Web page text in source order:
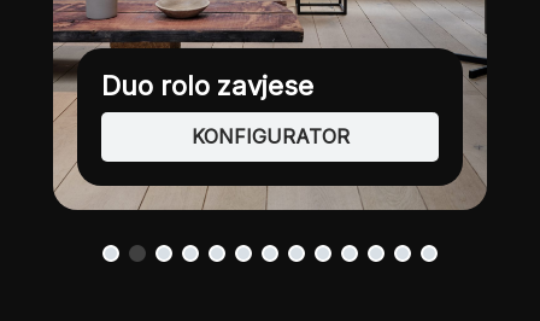
Plise zavjese
KONFIGURATOR